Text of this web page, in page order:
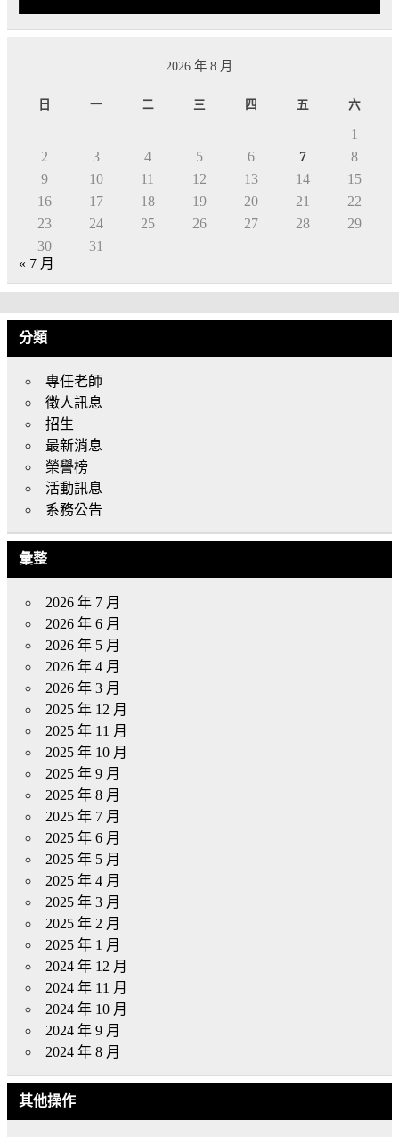
2026 年 8 月
日 一 二 三 四 五 六
1
2
3 4 5 6 7
8
9
10 11 12 13 14
15
16
17 18 19 20 21
22
23
24 25 26 27 28
29
30
31
« 7 月
分類
專任老師
徵人訊息
招生
最新消息
榮譽榜
活動訊息
系務公告
彙整
2026 年 7 月
2026 年 6 月
2026 年 5 月
2026 年 4 月
2026 年 3 月
2025 年 12 月
2025 年 11 月
2025 年 10 月
2025 年 9 月
2025 年 8 月
2025 年 7 月
2025 年 6 月
2025 年 5 月
2025 年 4 月
2025 年 3 月
2025 年 2 月
2025 年 1 月
2024 年 12 月
2024 年 11 月
2024 年 10 月
2024 年 9 月
2024 年 8 月
其他操作